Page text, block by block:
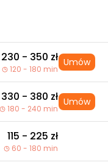
230 - 350 zł
120 - 180 min
Umów
330 - 380 zł
180 - 240 min
Umów
115 - 225 zł
60 - 180 min